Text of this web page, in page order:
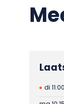
di 11:00